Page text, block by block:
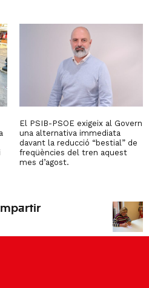
El PSIB-PSOE exigeix al Govern
una alternativa immediata
davant la reducció “bestial” de
freqüències del tren aquest
mes d’agost.